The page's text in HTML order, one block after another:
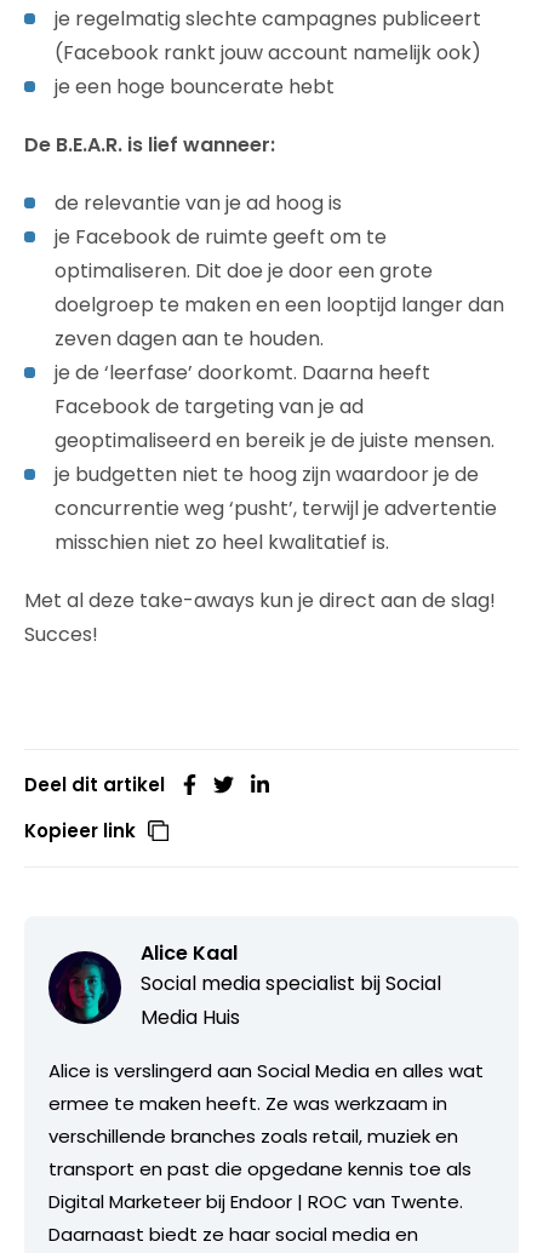
je regelmatig slechte campagnes publiceert
(Facebook rankt jouw account namelijk ook)
je een hoge bouncerate hebt
De B.E.A.R. is lief wanneer:
de relevantie van je ad hoog is
je Facebook de ruimte geeft om te
optimaliseren. Dit doe je door een grote
doelgroep te maken en een looptijd langer dan
zeven dagen aan te houden.
je de ‘leerfase’ doorkomt. Daarna heeft
Facebook de targeting van je ad
geoptimaliseerd en bereik je de juiste mensen.
je budgetten niet te hoog zijn waardoor je de
concurrentie weg ‘pusht’, terwijl je advertentie
misschien niet zo heel kwalitatief is.
Met al deze take-aways kun je direct aan de slag!
Succes!
Deel dit artikel
Kopieer link
Alice Kaal
Social media specialist bijSocial
Media Huis
Alice is verslingerd aan Social Media en alles wat
ermee te maken heeft. Ze was werkzaam in
verschillende branches zoals retail, muziek en
transport en past die opgedane kennis toe als
Digital Marketeer bij Endoor | ROC van Twente.
Daarnaast biedt ze haar social media en